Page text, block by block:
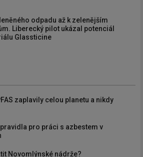
odpadu až k zelenějším
Liberecký pilot ukázal potenciál
Glassticine
zaplavily celou planetu a nikdy
pro práci s azbestem v
Novomlýnské nádrže?